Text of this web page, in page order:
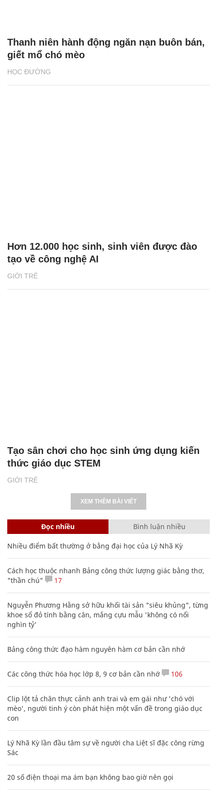
HỌC ĐƯỜNG
Thanh niên hành động ngăn nạn buôn bán,
giết mổ chó mèo
GIỚI TRẺ
Hơn 12.000 học sinh, sinh viên được đào
tạo về công nghệ AI
GIỚI TRẺ
Tạo sân chơi cho học sinh ứng dụng kiến
thức giáo dục STEM
XEM THÊM BÀI VIẾT
Đọc nhiều Bình luận nhiều
Nhiều điểm bất thường ở bằng đại học của Lý Nhã Kỳ
Cách học thuộc nhanh Bảng công thức lượng giác bằng thơ,
"thần chú"
17
Nguyễn Phương Hằng sở hữu khối tài sản "siêu khủng", từng
khoe sổ đỏ tính bằng cân, mắng cựu mẫu 'không có nổi
nghìn tỷ'
Bảng công thức đạo hàm nguyên hàm cơ bản cần nhớ
Các công thức hóa học lớp 8, 9 cơ bản cần nhớ 106
Clip lột tả chân thực cảnh anh trai và em gái như 'chó với
mèo', người tinh ý còn phát hiện một vấn đề trong giáo dục
con
Lý Nhã Kỳ lần đầu tâm sự về người cha Liệt sĩ đặc công rừng
Sác
20 số điện thoại ma ám bạn không bao giờ nên gọi